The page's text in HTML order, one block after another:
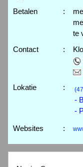
Betalen
:
te
Contact
:
Lokatie :
-
-
Websites :